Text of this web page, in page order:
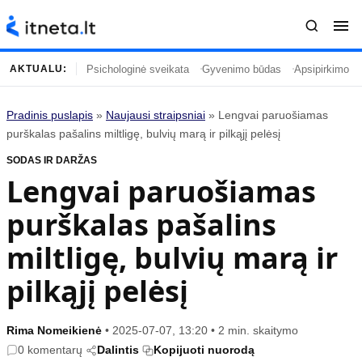
Turinys
Naujausi straipsniai
Gyvenimas
Įdomybės
Mada
Mokslas
Namai ir interjeras
Temos
Kulinarija
Technologijos
Gyvenimo būdas
Vasaros mada
Populiaru Informacija
AKTUALU: Psichologinė sveikata Gyvenimo būdas Apsipirkimo
Pradinis puslapis » Naujausi straipsniai » Lengvai paruošiamas
purškalas pašalins miltligę, bulvių marą ir pilkąjį pelėsį
SODAS IR DARŽAS
Lengvai paruošiamas
purškalas pašalins
miltligę, bulvių marą ir
pilkąjį pelėsį
Rima Nomeikienė • 2025-07-07, 13:20 • 2 min. skaitymo
0 komentarų
Dalintis Kopijuoti nuorodą